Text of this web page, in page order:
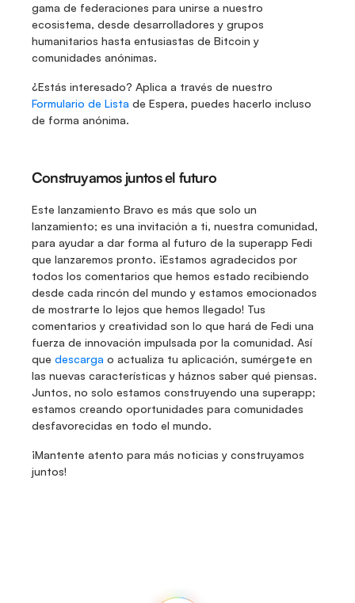
gama de federaciones para unirse a nuestro
ecosistema, desde desarrolladores y grupos
humanitarios hasta entusiastas de Bitcoin y
comunidades anónimas.
Formulario de Lista de Espera, puedes hacerlo incluso
de forma anónima.
Construyamos juntos el futuro
Este lanzamiento Bravo es más que solo un
lanzamiento; es una invitación a ti, nuestra comunidad,
para ayudar a dar forma al futuro de la superapp Fedi
que lanzaremos pronto. ¡Estamos agradecidos por
todos los comentarios que hemos estado recibiendo
desde cada rincón del mundo y estamos emocionados
de mostrarte lo lejos que hemos llegado! Tus
comentarios y creatividad son lo que hará de Fedi una
fuerza de innovación impulsada por la comunidad. Así
que descarga o actualiza tu aplicación, sumérgete en
las nuevas características y háznos saber qué piensas.
Juntos, no solo estamos construyendo una superapp;
estamos creando oportunidades para comunidades
desfavorecidas en todo el mundo.
¡Mantente atento para más noticias y construyamos
juntos!
Inicio